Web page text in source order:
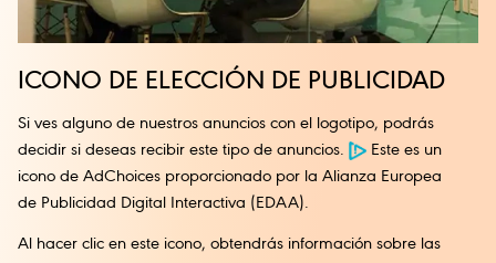
ICONO DE ELECCIÓN DE PUBLICIDAD
Si ves alguno de nuestros anuncios con el logotipo, podrás
decidir si deseas recibir este tipo de anuncios.
Este es un
icono de AdChoices proporcionado por la Alianza Europea
de Publicidad Digital Interactiva (EDAA).
Al hacer clic en este icono, obtendrás información sobre las